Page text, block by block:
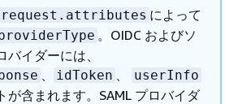
request.attributes によって
。OIDC およびソ
バイダーには、
idToken userInfo
が含まれます。SAML プロバイダ